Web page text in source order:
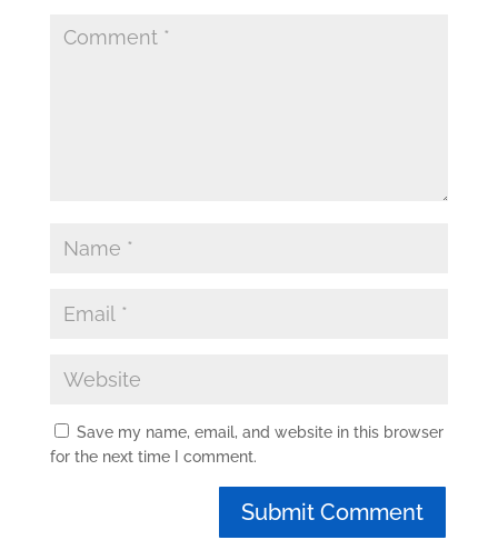
Save my name, email, and website in this browser
for the next time I comment.